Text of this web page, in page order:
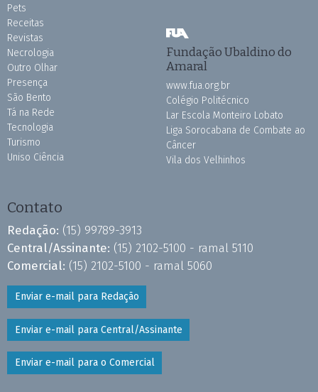
Pets
Receitas
Revistas
Necrologia
Outro Olhar
Presença
São Bento
Tá na Rede
Tecnologia
Turismo
Uniso Ciência
Fundação Ubaldino do
Amaral
www.fua.org.br
Colégio Politécnico
Lar Escola Monteiro Lobato
Liga Sorocabana de Combate ao
Câncer
Vila dos Velhinhos
Contato
Redação: (15) 99789-3913
Central/Assinante: (15) 2102-5100 - ramal 5110
Comercial: (15) 2102-5100 - ramal 5060
Enviar e-mail para Redação
Enviar e-mail para Central/Assinante
Enviar e-mail para o Comercial